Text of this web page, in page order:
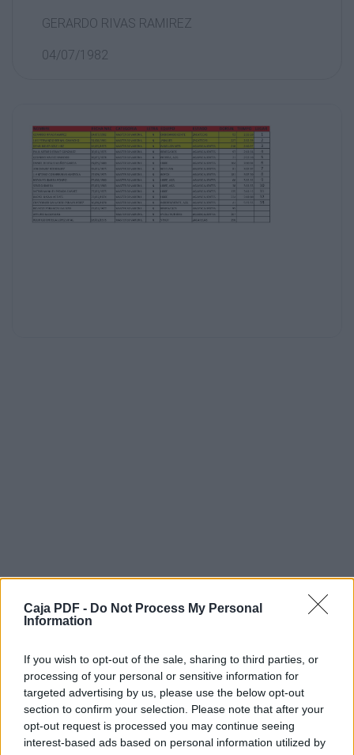
Caja PDF - Do Not Process My Personal
Information
If you wish to opt-out of the sale, sharing to third parties, or
processing of your personal or sensitive information for
targeted advertising by us, please use the below opt-out
section to confirm your selection. Please note that after your
opt-out request is processed you may continue seeing
interest-based ads based on personal information utilized by
GERARDO RIVAS RAMIREZ
04/07/1982
N
ENBICIANDOGENTE
ZACATECAS
PABELLON MTB
AGUASCALIENTES
30/01/1975
MASTER 30 VARONIL
Descargar el documento (PDF)
MASTER 30 VARONIL.pdf (PDF, 28 KB)
Descargar